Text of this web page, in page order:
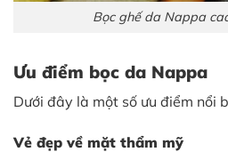
Bọc ghế da Nappa
Ưu điểm bọc da Nappa
Dưới đây là một số ưu điểm nổi
Vẻ đẹp về mặt thẩm mỹ